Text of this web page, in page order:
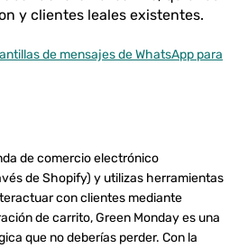
y clientes leales existentes.
de mensajes de WhatsApp para
de comercio electrónico
de Shopify) y utilizas herramientas
con clientes mediante
de carrito, Green Monday es una
que no deberías perder. Con la